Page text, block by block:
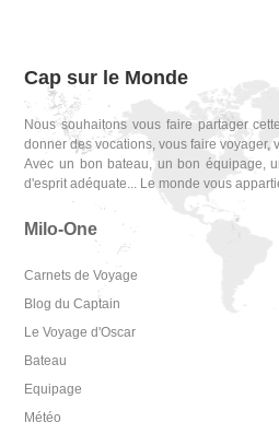
Cap sur le Monde
Nous souhaitons vous faire partager
donner des vocations, vous faire voyager,
Avec un bon bateau, un bon équipage,
d'esprit adéquate... Le monde vous
Milo-One
Carnets de Voyage
Blog du Captain
Le Voyage d'Oscar
Bateau
Equipage
Météo